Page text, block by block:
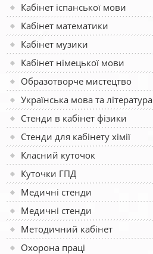
Кабінет іспанської мови
Кабінет математики
Кабінет музики
Кабінет німецької мови
Образотворче мистецтво
Українська мова та література
Стенди в кабінет фізики
Стенди для кабінету хімії
Класний куточок
Куточки ГПД
Медичні стенди
Медичні стенди
Методичний кабінет
Охорона праці